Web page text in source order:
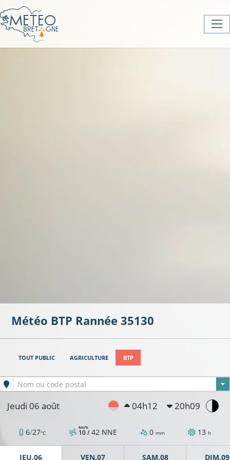
Météo BTP Rannée 35130
TOUT PUBLIC AGRICULTURE BTP
Ville sélectionnée
Nom ou code postal
Jeudi 06 août 04h12 20h09
6/27°C 10 /
km/h 42 NNE 0 mm 13 h
JEU.06 VEN.07 SAM.08 DIM.09